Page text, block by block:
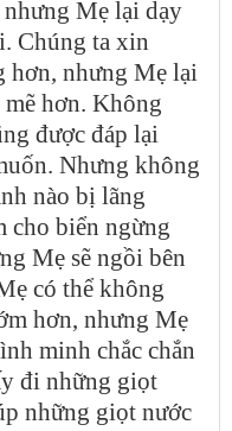
Mẹ lại dạy
Chúng ta xin
hơn, nhưng Mẹ lại
hơn. Không
được đáp lại
Nhưng không
nào bị lãng
cho biển ngừng
Mẹ sẽ ngồi bên
có thể không
hơn, nhưng Mẹ
minh chắc chắn
đi những giọt
những giọt nước